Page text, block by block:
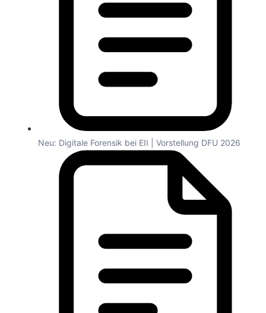
Neu: Digitale Forensik bei EII | Vorstellung DFU 2026